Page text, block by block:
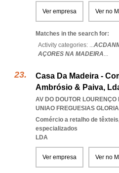
Ver empresa Ver no
Matches in the search for:
Activity categories: ...
AÇORES NA MADEIRA...
Casa Da Madeira -
Ambrósio & Paiva,
AV DO DOUTOR
UNIAO FREGUESIAS
Comércio a retalho de
especializados
LDA
Ver empresa Ver no